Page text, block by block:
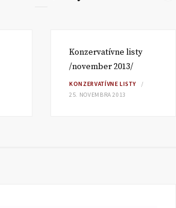
Konzervatívne listy
/november 2013/
KONZERVATÍVNE LISTY
25. NOVEMBRA 2013